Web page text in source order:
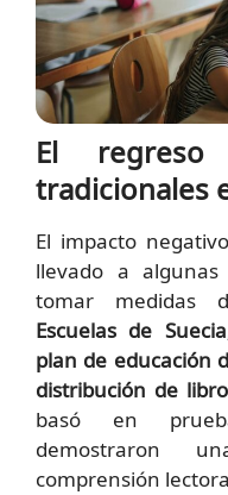
El
tradicionales
El impacto
llevado a
tomar medidas
Escuelas de
plan de educación
distribución de
basó en
demostraron
comprensión